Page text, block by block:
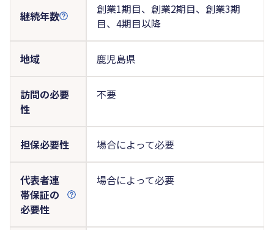
継続年数
創業1期目、創業2期目、創業3期
目、4期目以降
地域 鹿児島県
訪問の必要
性
不要
担保必要性 場合によって必要
代表者連
帯保証の
必要性
場合によって必要